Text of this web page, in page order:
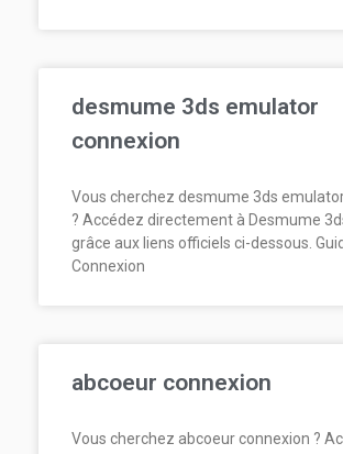
desmume 3ds emulator
connexion
Vous cherchez desmume 3ds
? Accédez directement à Desmume
grâce aux liens officiels ci-dessous.
Connexion
abcoeur connexion
Vous cherchez abcoeur connexion ?